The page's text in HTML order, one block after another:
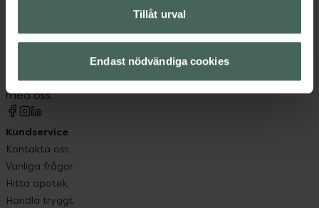
Tillåt urval
Endast nödvändiga cookies
Kronans Apotek finns här för dig. Du hittar oss från Skåne i
syd till Lappland i norr, och online i mobilen och på
datorn. Oavsett vem du är så är det vårt uppdrag att
hjälpa just dig att må lite bättre. Välkommen att prata
med oss.
Kundservice
Kontakta oss
Vanliga frågor
Hitta apotek
Handla tryggt